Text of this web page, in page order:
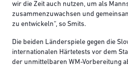
wir die Zeit auch nutzen, um als
zusammenzuwachsen und
zu entwickeln“, so Smits.
Die beiden Länderspiele gegen die
internationalen Härtetests vor dem
der unmittelbaren WM-Vorbereitung